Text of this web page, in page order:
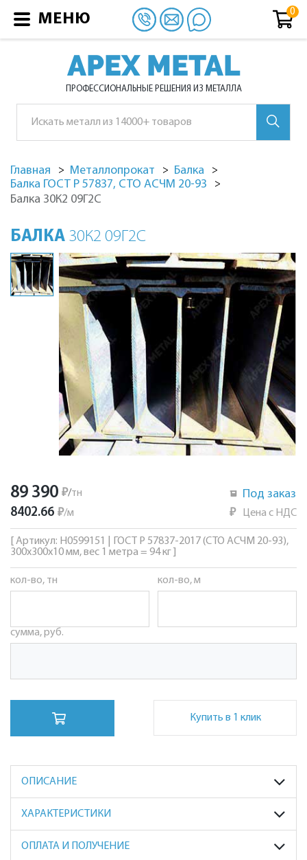
APEX METAL
ПРОФЕССИОНАЛЬНЫЕ РЕШЕНИЯ ИЗ МЕТАЛЛА
Главная Металлопрокат
Балка
Балка ГОСТ Р 57837, СТО АСЧМ 20-93
Балка 30К2 09Г2С
БАЛКА 30К2 09Г2С
89 390 ₽/тн
8402.66 ₽/м
Под заказ
₽ Цена с НДС
[ Артикул: Н0599151 | ГОСТ Р 57837-2017 (СТО АСЧМ 20-93),
300х300х10 мм, вес 1 метра = 94 кг ]
кол-во, тн кол-во, м
сумма, руб.
Купить в 1 клик
ОПИСАНИЕ
ХАРАКТЕРИСТИКИ
ОПЛАТА И ПОЛУЧЕНИЕ
МЕНЮ